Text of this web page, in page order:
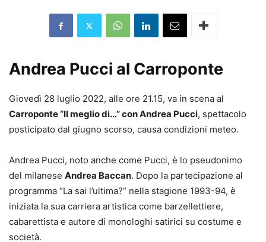
Andrea Pucci al Carroponte
Giovedì 28 luglio 2022, alle ore 21.15, va in scena al
Carroponte “Il meglio di…” con Andrea Pucci, spettacolo
posticipato dal giugno scorso, causa condizioni meteo.
Andrea Pucci, noto anche come Pucci, è lo pseudonimo
del milanese Andrea Baccan. Dopo la partecipazione al
programma “La sai l’ultima?” nella stagione 1993-94, è
iniziata la sua carriera artistica come barzellettiere,
cabarettista e autore di monologhi satirici su costume e
società.